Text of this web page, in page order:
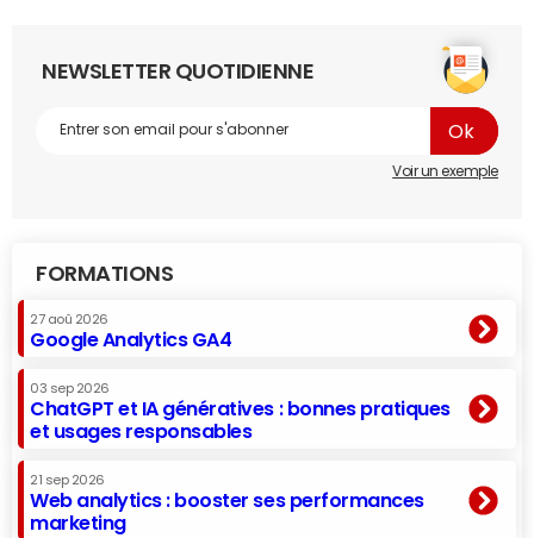
NEWSLETTER QUOTIDIENNE
Voir un exemple
FORMATIONS
27 aoû 2026
Google Analytics GA4
03 sep 2026
ChatGPT et IA génératives : bonnes pratiques
et usages responsables
21 sep 2026
Web analytics : booster ses performances
marketing